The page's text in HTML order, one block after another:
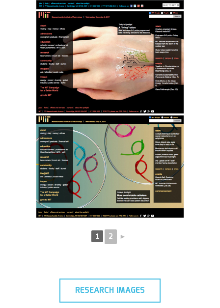
1 2 ►
RESEARCH IMAGES